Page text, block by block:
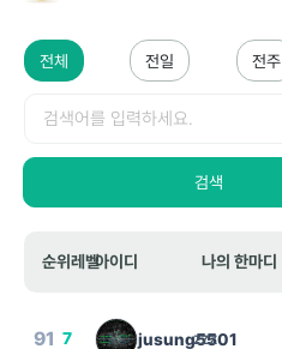
전체 전일 전주
검색
순위레벨아이디 나의 한마디
91 7 jusung5501
zzz